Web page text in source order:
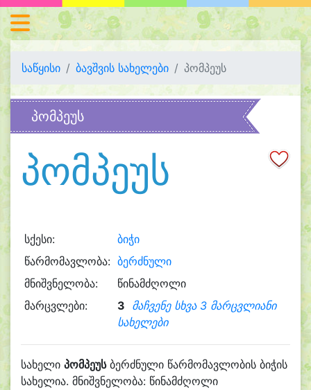
საწყისი ბავშვის სახელები პომპეუს
პომპეუს
პომპეუს
სქესი:
ბიჭი
წარმომავლობა: ბერძნული
მნიშვნელობა:
წინამძღოლი
მარცვლები:
3 მაჩვენე სხვა 3 მარცვლიანი
სახელები
სახელი პომპეუსბერძნული წარმომავლობის ბიჭის
სახელია. მნიშვნელობა: წინამძღოლი